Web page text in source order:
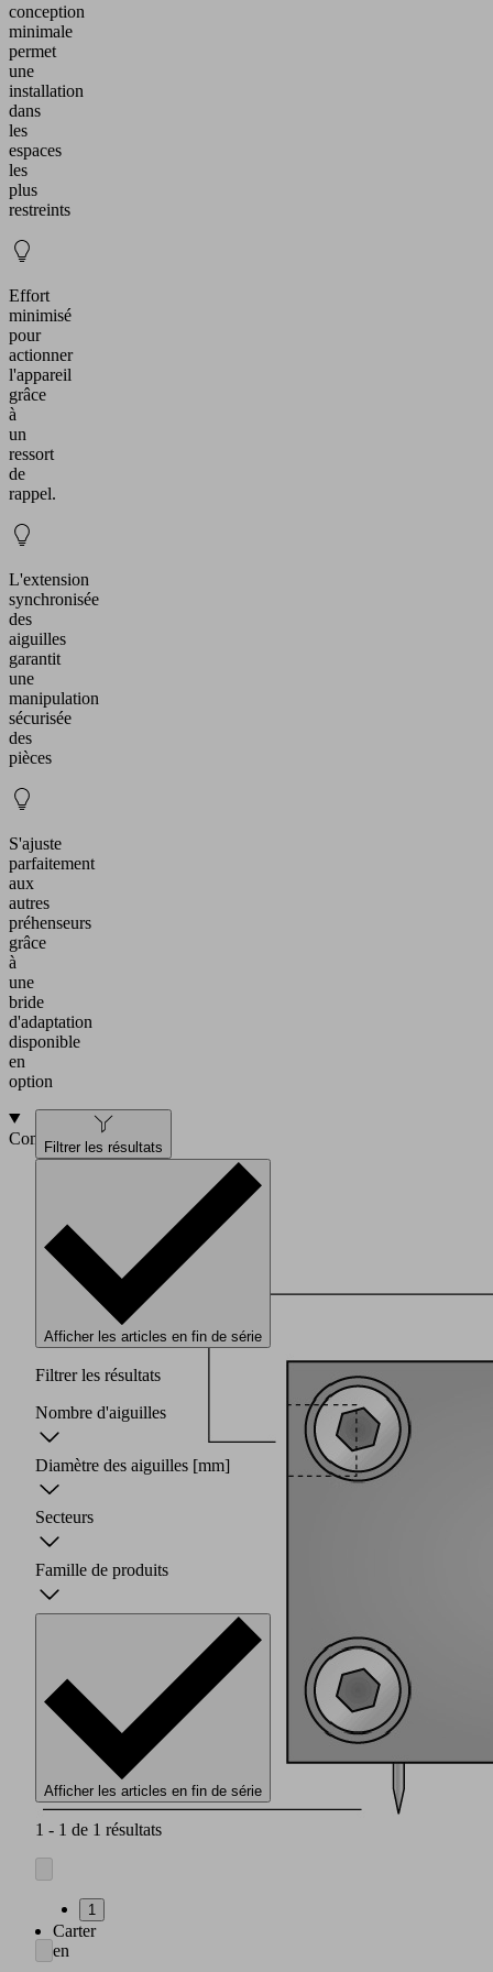
conception
minimale
permet
une
installation
dans
les
espaces
les
plus
restreints
Effort
minimisé
pour
actionner
l'appareil
grâce
à
un
ressort
de
rappel.
L'extension
synchronisée
des
aiguilles
garantit
une
manipulation
sécurisée
des
pièces
S'ajuste
parfaitement
aux
autres
préhenseurs
grâce
à
une
bride
d'adaptation
disponible
en
option
Composition
Carter
en
Filtrer les résultats
Afficher les articles en fin de série
Filtrer les résultats
Nombre d'aiguilles
Diamètre des aiguilles [mm]
Secteurs
Famille de produits
Afficher les articles en fin de série
1 - 1 de 1 résultats
1